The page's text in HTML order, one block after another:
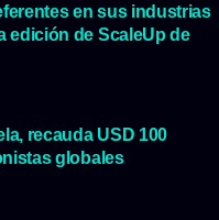
en sus industrias
edición de ScaleUp de
recauda USD 100
globales